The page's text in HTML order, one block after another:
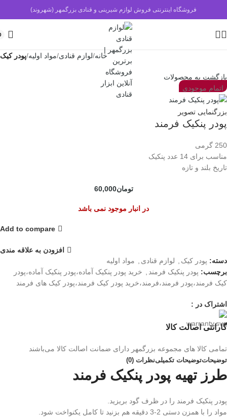
فروشگاه اینترنتی فروش لوازم شیرینی و قنادی بزرگمهر (شهروند)
خانه لوازم قنادی مواد اولیه پودر کیک
بازگشت به محصولات
اتمام موجودی
بزرگنمایی تصویر
پودر پنکیک فرمند
250 گرمی
مناسب برای 14 عدد پنکیک
تاریخ بلند و تازه
تومان60,000
در انبار موجود نمی باشد
Add to compare
افزودن به علاقه مندی
دسته: پودر کیک لوازم قنادی
مواد اولیه
برچسب: پودر پنکیک فرمند
خرید پودر پنکیک آماده،پودر پنکیک آماده،پودر
کیک فرمند،پودر فرمند،فرمند،خرید پودر کیک فرمند،پودر کیک های فرمند
اشتراک در :
گارانتی اصالت کالا
تمامی کالا های مجموعه بزرگمهر دارای ضمانت اصالت کالا می‌باشند
توضیحاتتوضیحات تکمیلینظرات (0)
طرز تهیه پودر پنکیک فرمند
پودر پنکیک فرمند را در ظرف گود بریزید.
مواد را با همزن دستی 2-3 دقیقه هم بزنید تا کامل یکنواخت شود.